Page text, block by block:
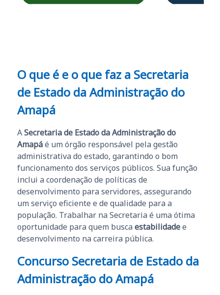
O que é e o que faz a Secretaria
de Estado da Administração do
Amapá
ASecretaria de Estado da Administração do
Amapáé um órgão responsável pela gestão
administrativa do estado, garantindo o bom
funcionamento dos serviços públicos. Sua função
inclui a coordenação de políticas de
desenvolvimento para servidores, assegurando
um serviço eficiente e de qualidade para a
população. Trabalhar na Secretaria é uma ótima
oportunidade para quem busca estabilidadee
desenvolvimento na carreira pública.
Concurso Secretaria de Estado da
Administração do Amapá